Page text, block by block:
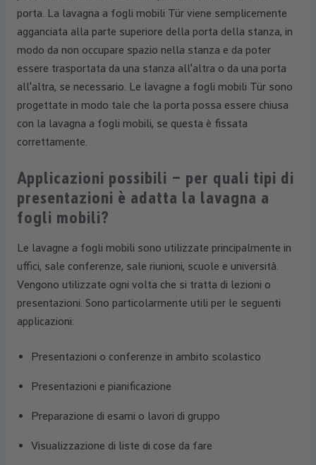
porta. La lavagna a fogli mobili Tür viene semplicemente
agganciata alla parte superiore della porta della stanza, in
modo da non occupare spazio nella stanza e da poter
essere trasportata da una stanza all'altra o da una porta
all'altra, se necessario. Le lavagne a fogli mobili Tür sono
progettate in modo tale che la porta possa essere chiusa
con la lavagna a fogli mobili, se questa è fissata
correttamente.
Applicazioni possibili – per quali tipi di
presentazioni è adatta la lavagna a
fogli mobili?
Le lavagne a fogli mobili sono utilizzate principalmente in
uffici, sale conferenze, sale riunioni, scuole e università.
Vengono utilizzate ogni volta che si tratta di lezioni o
presentazioni. Sono particolarmente utili per le seguenti
applicazioni:
Presentazioni o conferenze in ambito scolastico
Presentazioni e pianificazione
Preparazione di esami o lavori di gruppo
Visualizzazione di liste di cose da fare